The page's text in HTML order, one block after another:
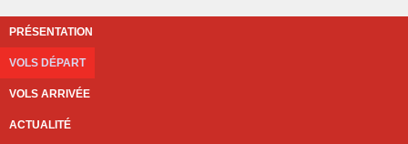
PRÉSENTATION
VOLS DÉPART
VOLS ARRIVÉE
ACTUALITÉ